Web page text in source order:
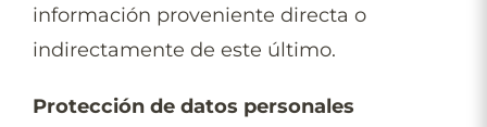
información proveniente directa o
indirectamente de este último.
Protección de datos personales